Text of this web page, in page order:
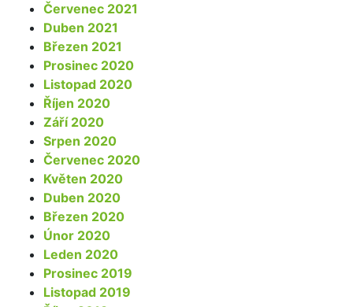
Červenec 2021
Duben 2021
Březen 2021
Prosinec 2020
Listopad 2020
Říjen 2020
Září 2020
Srpen 2020
Červenec 2020
Květen 2020
Duben 2020
Březen 2020
Únor 2020
Leden 2020
Prosinec 2019
Listopad 2019